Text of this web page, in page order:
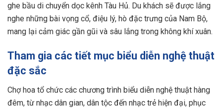
ghe bầu di chuyển dọc kênh Tàu Hủ. Du khách sẽ được lắng
nghe những bài vọng cổ, điệu lý, hò đặc trưng của Nam Bộ,
mang lại cảm giác gần gũi và sâu lắng trong không khí xuân.
Tham gia các tiết mục biểu diễn nghệ thuật
đặc sắc
Chợ hoa tổ chức các chương trình biểu diễn nghệ thuật hàng
đêm, từ nhạc dân gian, dân tộc đến nhạc trẻ hiện đại, phục